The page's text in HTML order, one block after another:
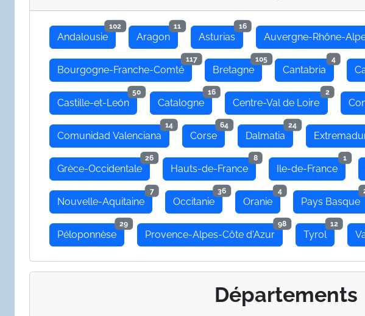
Andalousie
102
Aragon
11
Asturias
16
Auvergne-Rhône-
Bourgogne-Franche-Comté
117
Bretagne
105
Cantabria
4
Castille-et-León
50
Catalogne
16
Centre-Val de Loire
2
Comunidad Valenciana
14
Corse
64
Dalmatia
24
Grèce-Occidentale
26
Hauts-de-France
8
Ile-de-France
1
Nouvelle-Aquitaine
7
Occitanie
36
Oranie
4
Pays Basque
Péloponnèse
29
Provence-Alpes-Côte d'Azur
98
Tyrol
12
Départements